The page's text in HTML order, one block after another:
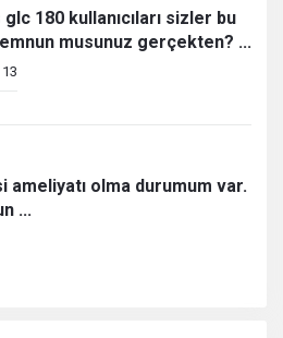
180 kullanıcıları sizler bu
musunuz gerçekten? ...
13
ameliyatı olma durumum var.
...